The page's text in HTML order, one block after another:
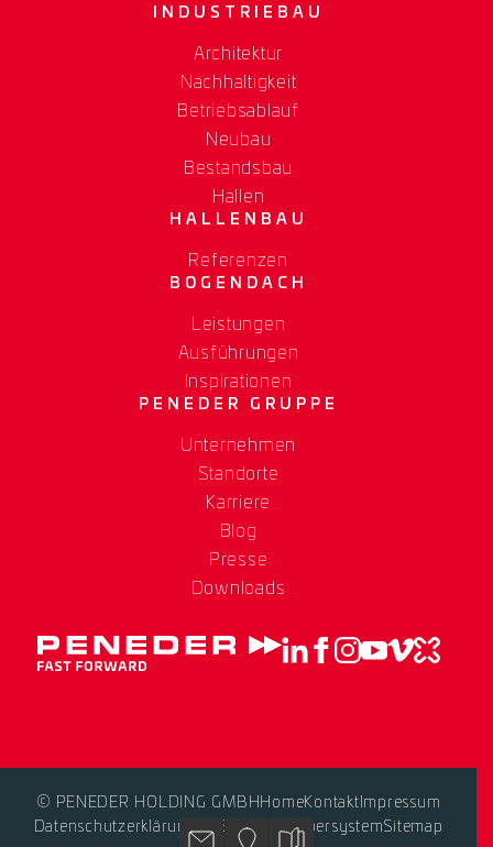
KontaktStandorte
Blog
INDUSTRIEBAU
Architektur
Nachhaltigkeit
Betriebsablauf
Neubau
Bestandsbau
Hallen
HALLENBAU
Referenzen
BOGENDACH
Leistungen
Ausführungen
Inspirationen
PENEDER GRUPPE
Unternehmen
Standorte
Karriere
Blog
Presse
Downloads
© PENEDER HOLDING GMBHHomeKontakt Impressum
DatenschutzerklärungAGB HinweisgebersystemSitemap